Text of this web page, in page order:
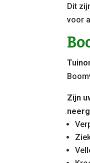
Dit
voor
Zijn